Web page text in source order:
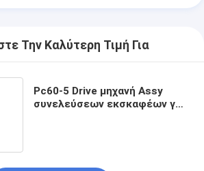
Την Καλύτερη Τιμή Για
Pc60-5 Drive μηχανή Assy
συνελεύσεων εκσκαφέων για